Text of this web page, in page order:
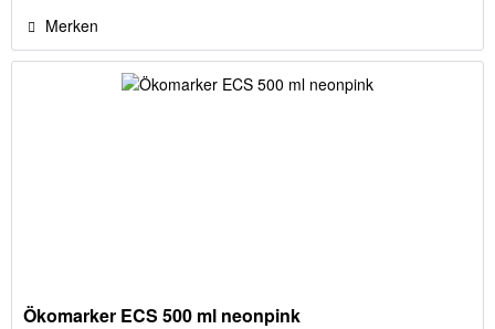
Merken
Ökomarker ECS 500 ml neonpink